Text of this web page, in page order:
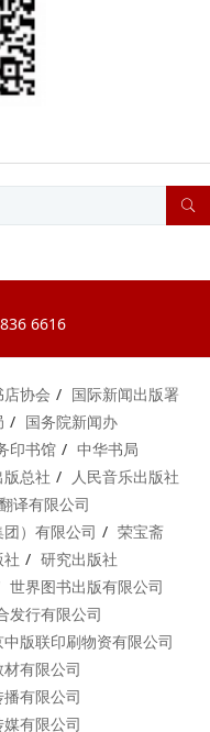
6616
协会
国际新闻出版署
国务院新闻办
印书馆
中华书局
总社
人民音乐出版社
译有限公司
）有限公司
荣宝斋
研究出版社
世界图书出版有限公司
发行有限公司
中版联印刷物资有限公司
有限公司
有限公司
有限公司